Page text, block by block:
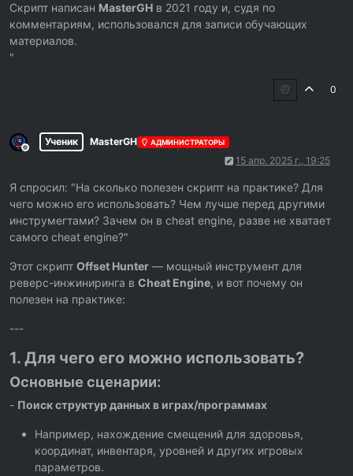
Скрипт написан MasterGH в 2021 году и, судя по
комментариям, использовался для записи обучающих
материалов.
"
0
Не в сети
Ученик MasterGH АДМИНИСТРАТОРЫ
15 апр. 2025 г., 19:25
Я спросил: "На сколько полезен скрипт на практике? Для
чего можно его использовать? Чем лучше перед другими
инструмегтами? Зачем он в cheat engine, разве не хватает
самого cheat engine?"
Этот скрипт Offset Hunter — мощный инструмент для
реверс-инжиниринга в Cheat Engine, и вот почему он
полезен на практике:
---
1. Для чего его можно использовать?
Основные сценарии:
- Поиск структур данных в играх/программах
Например, нахождение смещений для здоровья,
координат, инвентаря, уровней и других игровых
параметров.